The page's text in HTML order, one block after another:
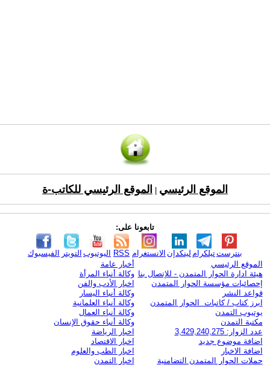
الموقع الرئيسي الموقع الرئيسي للكاتب-ة
تابعونا على:
الفيسبوك التويتر اليوتيوب RSS الانستغرام لينكدإن تيلكرامبنترست
الموقع الرئيسي
هيئة ادارة الحوار المتمدن - للإتصال بنا
إحصائيات مؤسسة الحوار المتمدن
قواعد النشر
ابرز كتاب / كاتبات الحوار المتمدن
يوتيوب التمدن
مكتبة التمدن
عدد الزوار: 3,429,240,275
اضافة موضوع جديد
اضافة الاخبار
حملات الحوار المتمدن التضامنية
أخبار عامة
وكالة أنباء المرأة
اخبار الأدب والفن
وكالة أنباء اليسار
وكالة أنباء العلمانية
وكالة أنباء العمال
وكالة أنباء حقوق الإنسان
اخبار الرياضة
اخبار الاقتصاد
اخبار الطب والعلوم
اخبار التمدن